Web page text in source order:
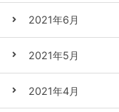
2021年6月
2021年5月
2021年4月